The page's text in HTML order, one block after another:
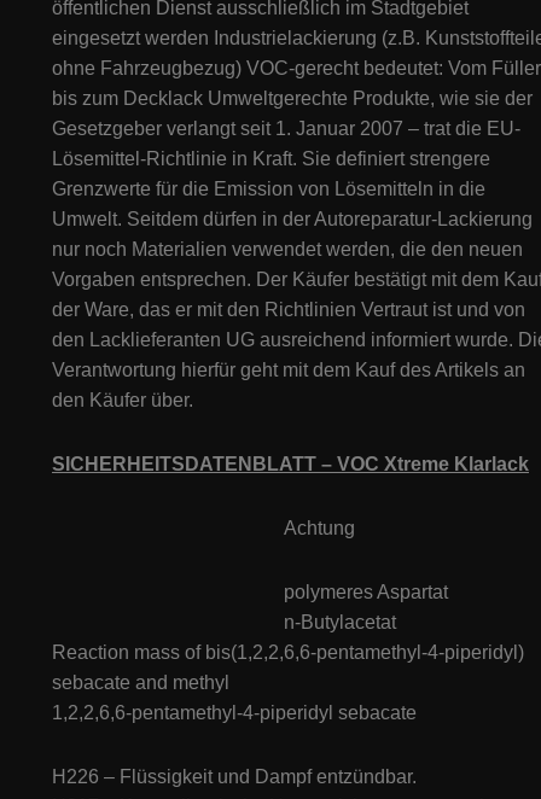
öffentlichen Dienst ausschließlich im Stadtgebiet
eingesetzt werden Industrielackierung (z.B.
ohne Fahrzeugbezug) VOC-gerecht bedeutet: Vom Füller
bis zum Decklack Umweltgerechte Produkte, wie sie der
Gesetzgeber verlangt seit 1. Januar 2007 – trat die EU-
Lösemittel-Richtlinie in Kraft. Sie definiert strengere
Grenzwerte für die Emission von Lösemitteln in die
Umwelt. Seitdem dürfen in der Autoreparatur-Lackierung
nur noch Materialien verwendet werden, die den neuen
Vorgaben entsprechen. Der Käufer bestätigt mit dem
der Ware, das er mit den Richtlinien Vertraut ist und von
den Lacklieferanten UG ausreichend informiert wurde.
Verantwortung hierfür geht mit dem Kauf des Artikels an
den Käufer über.
SICHERHEITSDATENBLATT – VOC Xtreme Klarlack
Achtung
polymeres Aspartat
n-Butylacetat
Reaction mass of bis(1,2,2,6,6-pentamethyl-4-piperidyl)
sebacate and methyl
1,2,2,6,6-pentamethyl-4-piperidyl sebacate
H226 – Flüssigkeit und Dampf entzündbar.